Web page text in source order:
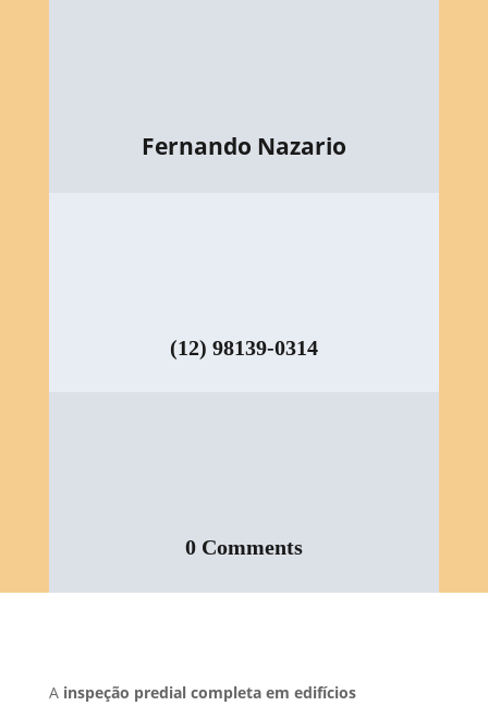
Fernando Nazario
(12) 98139-0314
0 Comments
A inspeção predial completa em edifícios